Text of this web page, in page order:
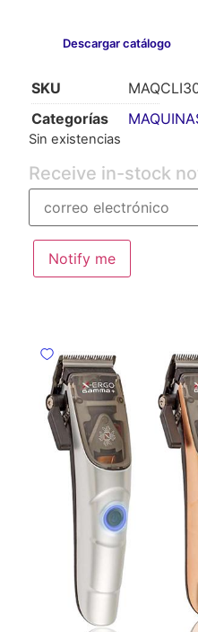
Descargar catálogo
SKU
Categorías
Sin existencias
Receive in-stock
Notify me